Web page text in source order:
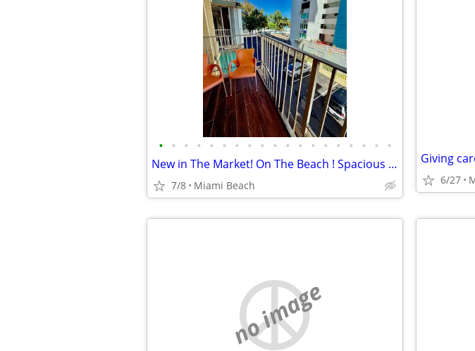
• • • • • • • • • • • • • • • • • • •
New in The Market! On The Beach ! Spacious furnished apartment with ocean side v
7/8 Miami Beach
Giving
6/27
no image